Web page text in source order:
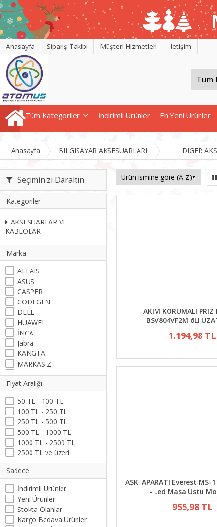
Anasayfa Sipariş Takibi Müşteri Hizmetleri İletişim
Tüm Kategoriler İndirimli Ürünler En Yeni Ürünler
Anasayfa BILGISAYAR AKSESUARLARI DIGER
Seçiminizi Daraltın
Kategoriler
AKSESUARLAR VE
KABLOLAR
Marka
ALFAIS
ASUS
CASPER
CODEGEN
DELL
HUAWEI
İNCA
Jabra
KANGTAİ
MARKASIZ
MSI
Packard Bell
RETRO
SANDISK
Fiyat Aralığı
50 TL - 100 TL
100 TL - 250 TL
250 TL - 500 TL
500 TL - 1000 TL
1000 TL - 2500 TL
2500 TL ve üzeri
Sadece
İndirimli Ürünler
Yeni Ürünler
Stokta Olanlar
Kargo Bedava Ürünler
AKIM KORUMALI PRIZ
BSV804VF2M 6LI
1.194,98 TL
ASKI APARATI Everest MS-
- Led Masa Üstü
955,98 TL